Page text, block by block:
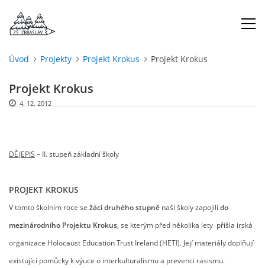
O NÁS
Úvod Projekty Projekt Krokus Projekt Krokus
Projekt Krokus
4. 12. 2012
DĚJEPIS – II. stupeň základní školy
PROJEKT KROKUS
V tomto školním roce se žáci druhéhostupně naší školy zapojili do
mezinárodního Projektu Krokus, se kterým před několika lety přišla irská
organizace Holocaust Education Trust Ireland (HETI). Její materiály doplňují
existující pomůcky k výuce o interkulturalismu a prevenci rasismu.